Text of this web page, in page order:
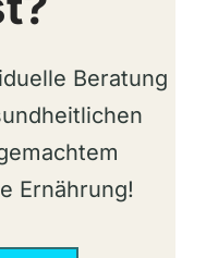
Beratung
Ernährung!